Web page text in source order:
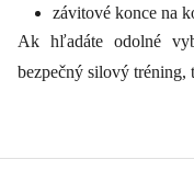
závitové konce na
Ak hľadáte odolné
bezpečný silový tréning,